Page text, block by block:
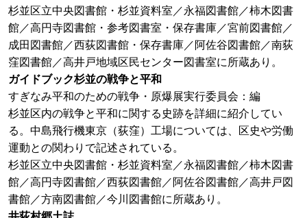
杉並区立中央図書館・杉並資料室／永福図書館／柿木図書
館／高円寺図書館・参考図書室・保存書庫／宮前図書館／
成田図書館／西荻図書館・保存書庫／阿佐谷図書館／南荻
窪図書館／高井戸地域区民センター図書室に所蔵あり。
ガイドブック杉並の戦争と平和
すぎなみ平和のための戦争・原爆展実行委員会：編
杉並区内の戦争と平和に関する史跡を詳細に紹介してい
る。中島飛行機東京（荻窪）工場については、区史や労働
運動との関わりで記述されている。
杉並区立中央図書館・杉並資料室／永福図書館／柿木図書
館／高円寺図書館／西荻図書館／阿佐谷図書館／高井戸図
書館／方南図書館／今川図書館に所蔵あり。